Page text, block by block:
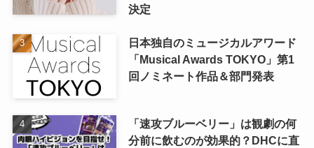
決定
日本独自のミュージカルアワード
「Musical Awards TOKYO」第1
回ノミネート作品＆部門発表
「速攻ブルーベリー」は観劇の何
分前に飲むのが効果的？DHCに直